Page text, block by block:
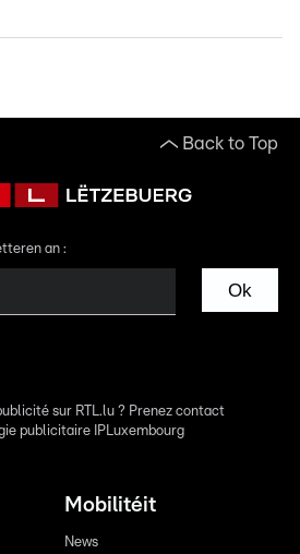
Back to Top
an :
Ok
sur RTL.lu ? Prenez contact
publicitaire IPLuxembourg
Mobilitéit
News